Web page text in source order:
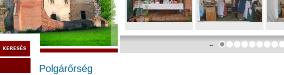
←
Polgárőrség